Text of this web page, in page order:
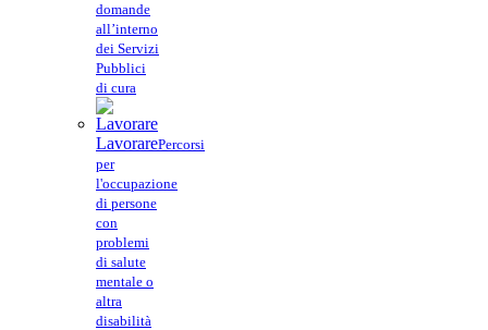
domande
all’interno
dei Servizi
Pubblici
di cura
LavorarePercorsi
per
l'occupazione
di persone
con
problemi
di salute
mentale o
altra
disabilità